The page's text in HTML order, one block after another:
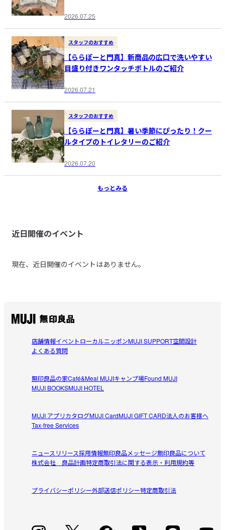
2026.07.25
スタッフのおすすめ
【ららぽーと門真】新商品の広口で洗いやすい
目盛り付きワンタッチボトルのご紹介
2026.07.21
スタッフのおすすめ
【ららぽーと門真】暑い季節にぴったり！クー
ルタイプのトイレタリーのご紹介
2026.07.20
もっとみる
近日開催のイベント
現在、近日開催のイベントはありません。
店舗情報イベントローカルニッポンMUJI SUPPORT空間設計
よくある質問
無印良品の家Café&Meal MUJIキャンプ場Found MUJI
MUJI BOOKSMUJI HOTEL
MUJI アプリカタログMUJI CardMUJI GIFT CARD法人のお客様へ
Tax-free Services
ニュースリリース採用情報無印良品メッセージ無印良品について
株式会社 良品計画特定商取引法に関する表示・利用規約等
プライバシーポリシー外部送信ポリシー特定商取引法